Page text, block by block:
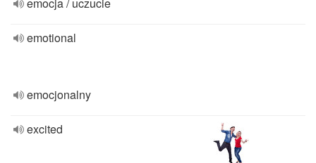
emotional
emocjonalny
excited